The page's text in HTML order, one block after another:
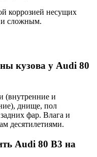
коррозией несущих
и сложным.
кузова у Audi 80
(внутренние и
днище, пол
фар. Влага и
десятилетиями.
Audi 80 B3 на